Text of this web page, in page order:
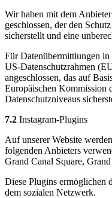
Wir haben mit dem
geschlossen, der den
sicherstellt und eine
Für Datenübermittlungen
US-Datenschutzrahmen
angeschlossen, das auf
Europäischen Kommission
Datenschutzniveaus
7.2 Instagram-Plugins
Auf unserer Website
folgenden Anbieters
Grand Canal Square,
Diese Plugins ermöglichen
dem sozialen Netzwerk.